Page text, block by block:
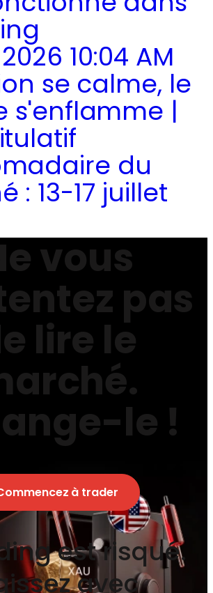
10:04 AM
se calme, le
s'enflamme |
du
: 13-17 juillet
vous
pas
lire le
le !
à trader
est risqué.
avec